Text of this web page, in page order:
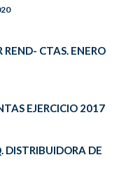
REND- CTAS. ENERO
EJERCICIO 2017
DISTRIBUIDORA DE